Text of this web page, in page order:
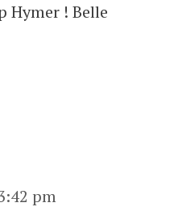
Hymer ! Belle
pm